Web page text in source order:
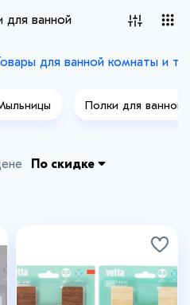
для ванной
для ванной комнаты и
Полки для ванной
По скидке